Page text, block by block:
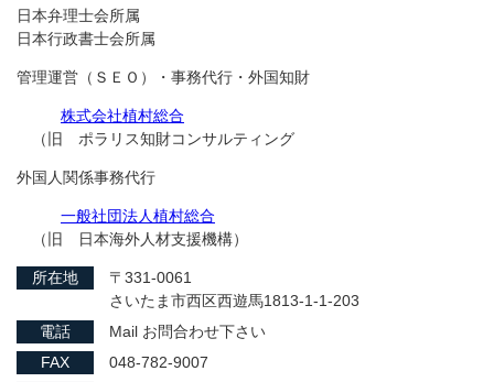
日本弁理士会所属
日本行政書士会所属
管理運営（ＳＥＯ）・事務代行・外国知財
株式会社植村総合
（旧 ポラリス知財コンサルティング
外国人関係事務代行
一般社団法人植村総合
（旧 日本海外人材支援機構）
所在地
〒331-0061
さいたま市西区西遊馬1813-1-1-203
電話
Mail お問合わせ下さい
FAX
048-782-9007